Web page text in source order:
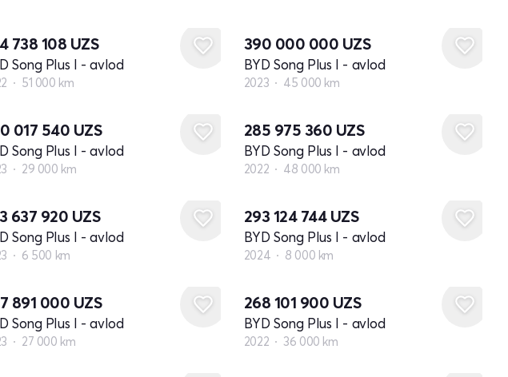
738 108 UZS
Song Plus I - avlod
51 000 km
390 000 000 UZS
BYD Song Plus I - avlod
2023 45 000 km
017 540 UZS
Song Plus I - avlod
29 000 km
285 975 360 UZS
BYD Song Plus I - avlod
2022 48 000 km
637 920 UZS
Song Plus I - avlod
6 500 km
293 124 744 UZS
BYD Song Plus I - avlod
2024 8 000 km
891 000 UZS
Song Plus I - avlod
27 000 km
268 101 900 UZS
BYD Song Plus I - avlod
2022 36 000 km